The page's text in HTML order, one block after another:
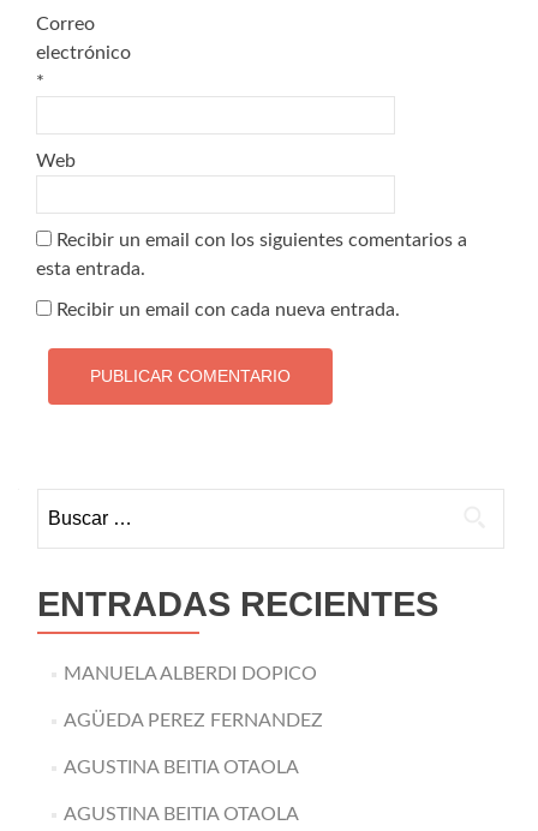
Correo
electrónico
*
Web
Recibir un email con los siguientes comentarios a
esta entrada.
Recibir un email con cada nueva entrada.
ENTRADAS RECIENTES
MANUELA ALBERDI DOPICO
AGÜEDA PEREZ FERNANDEZ
AGUSTINA BEITIA OTAOLA
AGUSTINA BEITIA OTAOLA